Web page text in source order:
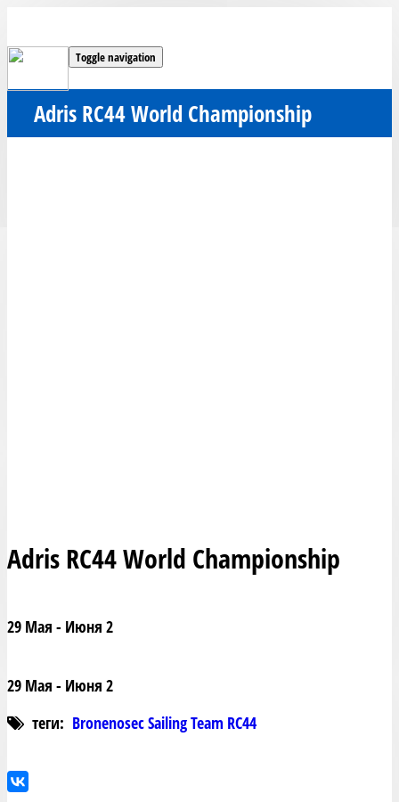
Toggle navigation
Adris RC44 World Championship
Adris RC44 World Championship
29 Мая - Июня 2
29 Мая - Июня 2
теги: Bronenosec Sailing Team RC44